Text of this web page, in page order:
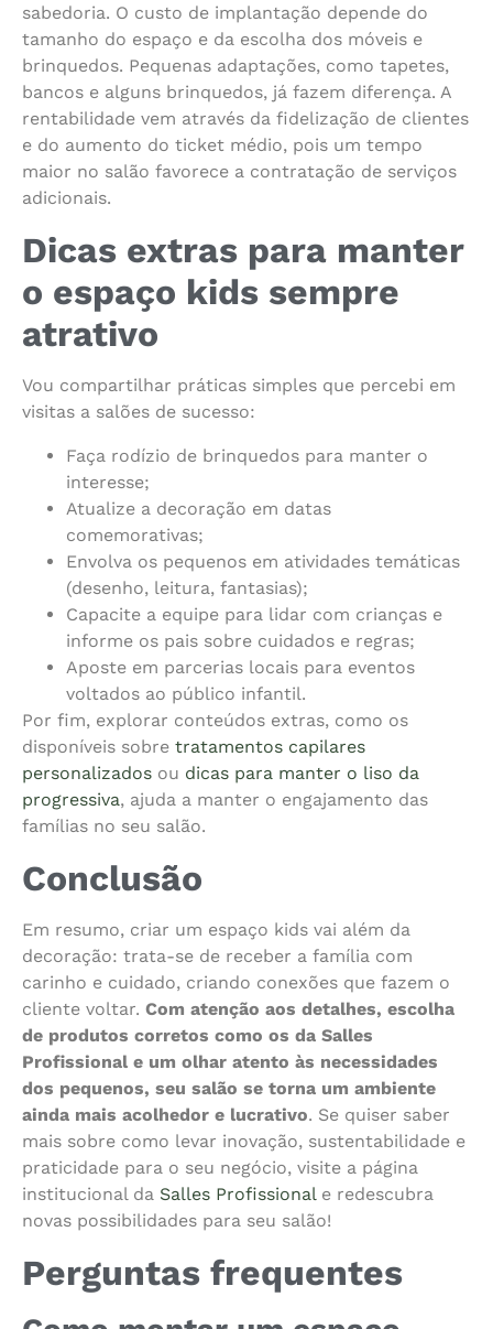
sabedoria. O custo de implantação depende do
tamanho do espaço e da escolha dos móveis e
brinquedos. Pequenas adaptações, como tapetes,
bancos e alguns brinquedos, já fazem diferença. A
rentabilidade vem através da fidelização de clientes
e do aumento do ticket médio, pois um tempo
maior no salão favorece a contratação de serviços
adicionais.
Dicas extras para manter
o espaço kids sempre
atrativo
Vou compartilhar práticas simples que percebi em
visitas a salões de sucesso:
Faça rodízio de brinquedos para manter o
interesse;
Atualize a decoração em datas
comemorativas;
Envolva os pequenos em atividades temáticas
(desenho, leitura, fantasias);
Capacite a equipe para lidar com crianças e
informe os pais sobre cuidados e regras;
Aposte em parcerias locais para eventos
voltados ao público infantil.
Por fim, explorar conteúdos extras, como os
disponíveis sobre tratamentos capilares
personalizados ou dicas para manter o liso da
progressiva, ajuda a manter o engajamento das
famílias no seu salão.
Conclusão
Em resumo, criar um espaço kids vai além da
decoração: trata-se de receber a família com
carinho e cuidado, criando conexões que fazem o
cliente voltar. Com atenção aos detalhes, escolha
de produtos corretos como os da Salles
Profissional e um olhar atento às necessidades
dos pequenos, seu salão se torna um ambiente
ainda mais acolhedor e lucrativo. Se quiser saber
mais sobre como levar inovação, sustentabilidade e
praticidade para o seu negócio, visite a página
institucional da Salles Profissional e redescubra
novas possibilidades para seu salão!
Perguntas frequentes